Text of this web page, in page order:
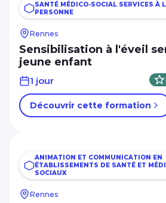
SANTÉ MÉDICO-SOCIAL SERVICES À
PERSONNE
Rennes
Sensibilisation à l'éveil
jeune enfant
1 jour
Découvrir cette formation
ANIMATION ET COMMUNICATION EN
ÉTABLISSEMENTS DE SANTÉ ET
SOCIAUX
Rennes